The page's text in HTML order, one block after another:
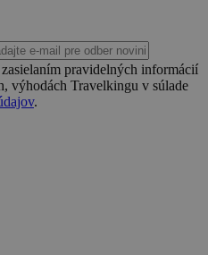
pravidelných informácií
výhodách Travelkingu v súlade
.